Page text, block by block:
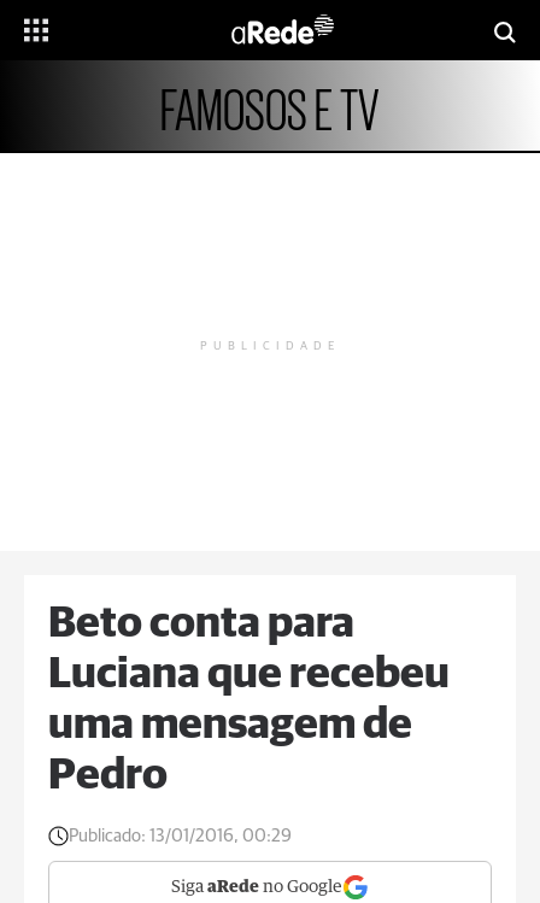
FAMOSOS E TV
PUBLICIDADE
Beto conta para
Luciana que recebeu
uma mensagem de
Pedro
Publicado: 13/01/2016, 00:29
Siga aRede no Google